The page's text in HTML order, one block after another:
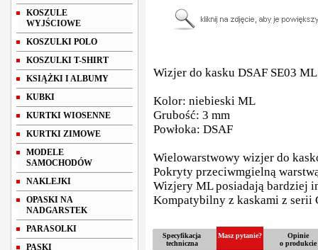
KOSZULE
WYJŚCIOWE
KOSZULKI POLO
KOSZULKI T-SHIRT
KSIĄŻKI I ALBUMY
KUBKI
KURTKI WIOSENNE
KURTKI ZIMOWE
MODELE
SAMOCHODÓW
NAKLEJKI
OPASKI NA
NADGARSTEK
PARASOLKI
PASKI
Wizjer do kasku DSAF SE03
Kolor: niebieski ML
Grubość: 3 mm
Powłoka: DSAF
Wielowarstwowy wizjer do
Pokryty przeciwmgielną
Wizjery ML posiadają bardziej
Kompatybilny z kaskami z serii
Specyfikacja
techniczna
Masz pytanie?
Opinie
o produkcie